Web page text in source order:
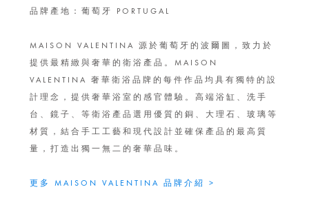
品牌產地：葡萄牙 PORTUGAL
MAISON VALENTINA 源於葡萄牙的波爾圖，致力於
提供最精緻與奢華的衛浴產品。MAISON
VALENTINA 奢華衛浴品牌的每件作品均具有獨特的設
計理念，提供奢華浴室的感官體驗。高端浴缸、洗手
台、鏡子、等衛浴產品選用優質的銅、大理石、玻璃等
材質，結合手工工藝和現代設計並確保產品的最高質
量，打造出獨一無二的奢華品味。
更多 MAISON VALENTINA 品牌介紹 >